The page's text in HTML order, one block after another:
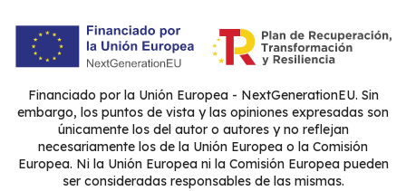
Financiado por la Unión Europea - NextGenerationEU. Sin
embargo, los puntos de vista y las opiniones expresadas son
únicamente los del autor o autores y no reflejan
necesariamente los de la Unión Europea o la Comisión
Europea. Ni la Unión Europea ni la Comisión Europea pueden
ser consideradas responsables de las mismas.